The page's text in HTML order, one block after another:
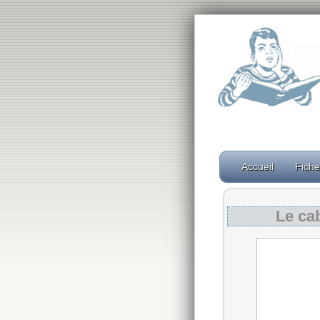
Accueil
Le